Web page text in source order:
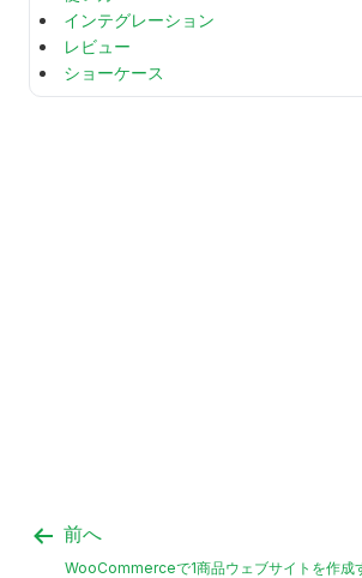
インテグレーション
レビュー
ショーケース
前へ
WooCommerceで1商品ウェブサイトを作成